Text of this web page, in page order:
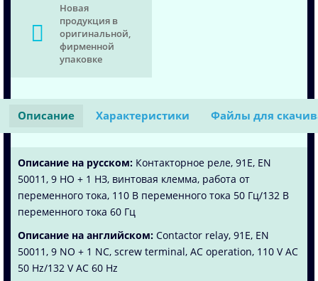
Новая
продукция в
оригинальной,
фирменной
упаковке
Описание Характеристики Файлы для
Описание на русском: Контакторное реле, 91E, EN
50011, 9 НО + 1 НЗ, винтовая клемма, работа от
переменного тока, 110 В переменного тока 50 Гц/132 В
переменного тока 60 Гц
Описание на английском: Contactor relay, 91E, EN
50011, 9 NO + 1 NC, screw terminal, AC operation, 110 V AC
50 Hz/132 V AC 60 Hz